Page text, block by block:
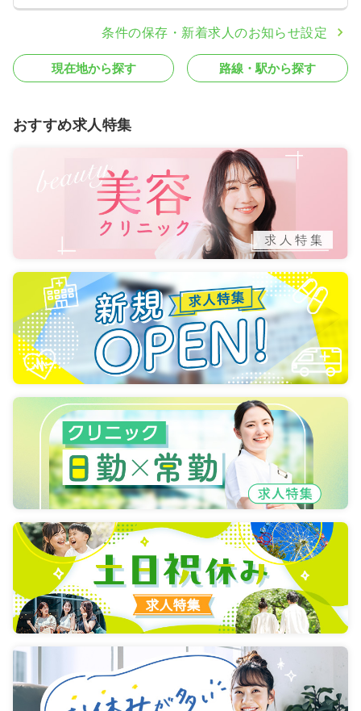
条件の保存・新着求人のお知らせ設定
現在地から探す 路線・駅から探す
おすすめ求人特集